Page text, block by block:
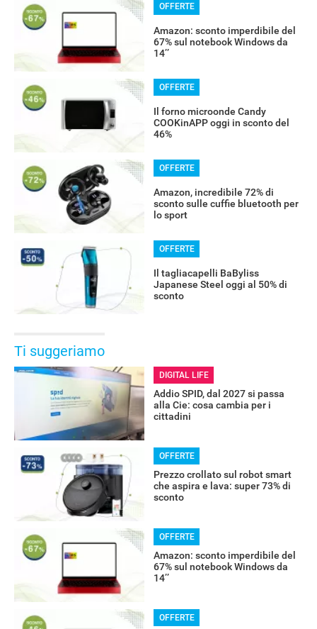
OFFERTE
Amazon: sconto imperdibile del
67% sul notebook Windows da
14’’
OFFERTE
Il forno microonde Candy
COOKinAPP oggi in sconto del
46%
OFFERTE
Amazon, incredibile 72% di
sconto sulle cuffie bluetooth per
lo sport
OFFERTE
Il tagliacapelli BaByliss
Japanese Steel oggi al 50% di
sconto
Ti suggeriamo
DIGITAL LIFE
Addio SPID, dal 2027 si passa
alla Cie: cosa cambia per i
cittadini
OFFERTE
Prezzo crollato sul robot smart
che aspira e lava: super 73% di
sconto
OFFERTE
Amazon: sconto imperdibile del
67% sul notebook Windows da
14’’
OFFERTE